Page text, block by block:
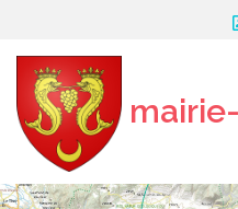
Panneau de gestion des